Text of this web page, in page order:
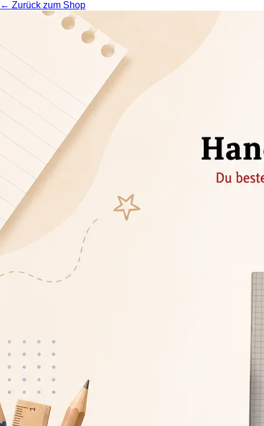
← Zurück zum Shop